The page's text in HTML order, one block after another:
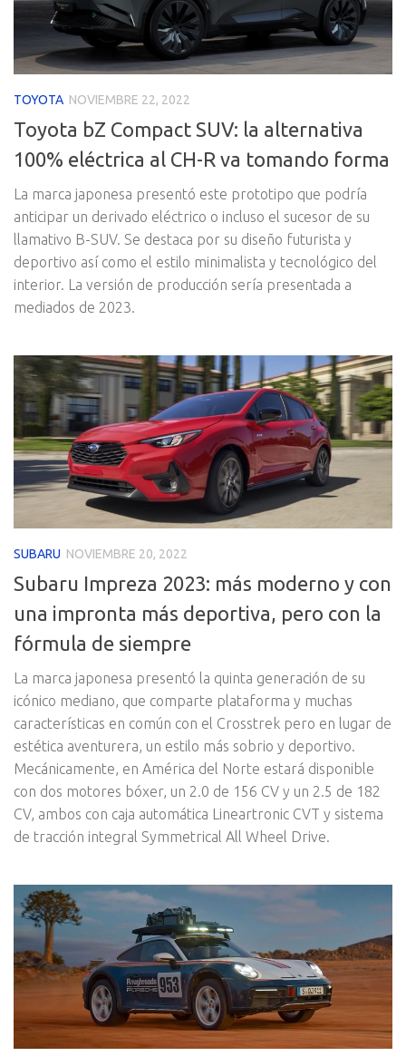
TOYOTA NOVIEMBRE 22, 2022
Toyota bZ Compact SUV: la alternativa
100% eléctrica al CH-R va tomando forma
La marca japonesa presentó este prototipo que podría
anticipar un derivado eléctrico o incluso el sucesor de su
llamativo B-SUV. Se destaca por su diseño futurista y
deportivo así como el estilo minimalista y tecnológico del
interior. La versión de producción sería presentada a
mediados de 2023.
SUBARU NOVIEMBRE 20, 2022
Subaru Impreza 2023: más moderno y con
una impronta más deportiva, pero con la
fórmula de siempre
La marca japonesa presentó la quinta generación de su
icónico mediano, que comparte plataforma y muchas
características en común con el Crosstrek pero en lugar de
estética aventurera, un estilo más sobrio y deportivo.
Mecánicamente, en América del Norte estará disponible
con dos motores bóxer, un 2.0 de 156 CV y un 2.5 de 182
CV, ambos con caja automática Lineartronic CVT y sistema
de tracción integral Symmetrical All Wheel Drive.